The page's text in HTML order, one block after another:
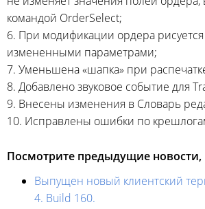
командой OrderSelect;
6. При модификации ордера рисуется
измененными параметрами;
7. Уменьшена «шапка» при
8. Добавлено звуковое событие для
9. Внесены изменения в Словарь
10. Исправлены ошибки по
Посмотрите предыдущие новости,
Выпущен новый клиентский
4. Build 160.